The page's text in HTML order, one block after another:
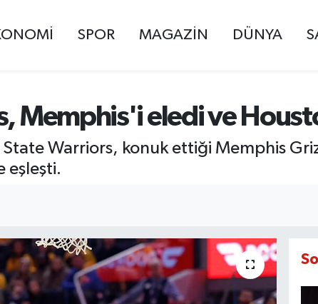
SPOR MAGAZİN DÜNYA
Memphis'i eledi ve
Warriors, konuk ettiği Memphis
eşleşti.